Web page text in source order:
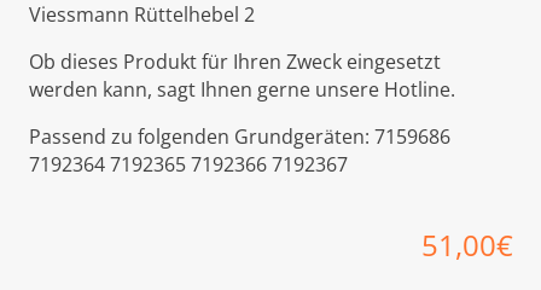
Viessmann Rüttelhebel 2
Ob dieses Produkt für Ihren Zweck eingesetzt
werden kann, sagt Ihnen gerne unsere Hotline.
Passend zu folgenden Grundgeräten: 7159686
7192364 7192365 7192366 7192367
51,00€